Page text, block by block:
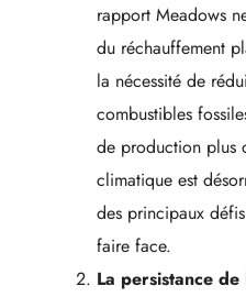
rapport Meadows
du réchauffement
la nécessité de
combustibles
de production plus
climatique est
des principaux
faire face.
La persistance